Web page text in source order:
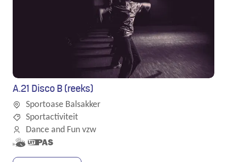
A.21 Disco B (reeks)
Sportoase Balsakker
Sportactiviteit
Dance and Fun vzw
SamenDit is een